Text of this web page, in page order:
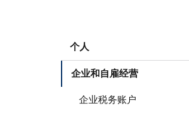
个人
企业和自雇经营
企业税务账户